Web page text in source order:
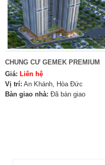
CHUNG CƯ GEMEK PREMIUM
Giá: Liên hệ
Vị trí: An Khánh, Hòa Đức
Bàn giao nhà: Đã bàn giao